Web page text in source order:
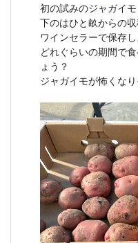
初の試みのジャガイモ
下のはひと畝からの収
ワインセラーで保存
どれぐらいの期間で
ょう？
ジャガイモが怖くなり